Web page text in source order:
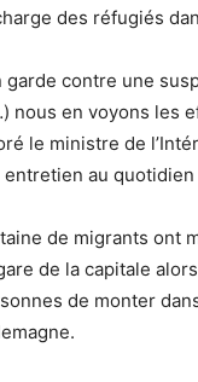
des réfugiés
garde contre une
nous en voyons les
le ministre de
au quotidien
de migrants ont
de la capitale
de monter